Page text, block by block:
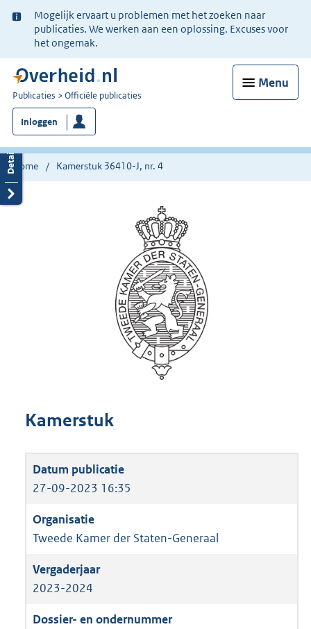
Ter
informatie:
Mogelijk ervaart u problemen met het zoeken naar
publicaties. We werken aan een oplossing. Excuses voor
het ongemak.
Menu
U
bent
nu
hier:
Publicaties Officiële publicaties
Inloggen
Home Kamerstuk 36410-J, nr. 4
Kamerstuk
27-09-2023 16:35
Tweede Kamer der Staten-Generaal
2023-2024